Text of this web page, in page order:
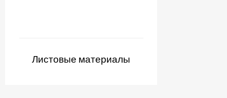
Листовые материалы